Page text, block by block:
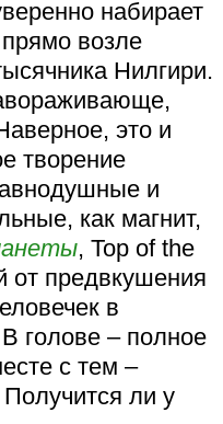
набирает
возле
Нилгири.
это и
творение
и
как магнит,
, Top of the
предвкушения
в
голове – полное
с тем –
ли у